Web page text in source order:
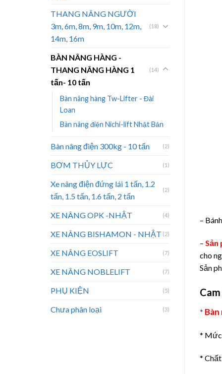
THANG NÂNG NGƯỜI
3m, 6m, 8m, 9m, 10m, 12m,
14m, 16m
(18)
BÀN NÂNG HÀNG -
THANG NÂNG HÀNG 1
tấn- 10 tấn
(14)
Bàn nâng hàng Tw-Lifter - Đài
Loan
Bàn nâng điện Nichi-lift Nhật Bản
Bàn nâng điện 300kg - 10 tấn (2)
BƠM THỦY LỰC (1)
Xe nâng điện đứng lái 1 tấn, 1.2
tấn, 1.5 tấn, 1.6 tấn, 2 tấn
(2)
XE NÂNG OPK -NHẬT (4)
XE NÂNG BISHAMON - NHẬT (2)
XE NÂNG EOSLIFT (7)
XE NÂNG NOBLELIFT (7)
PHỤ KIỆN (5)
Chưa phân loại (3)
–
– Sản
cho
Sản
* Bàn
* Mức
*